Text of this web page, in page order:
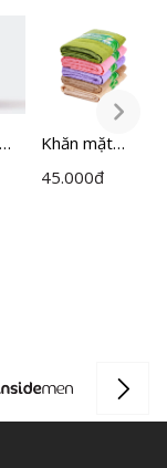
Khăn mặt
UNISEX
45.000đ